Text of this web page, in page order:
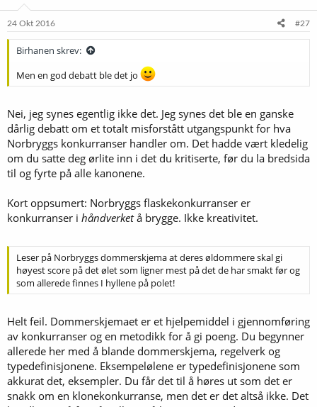
24 Okt 2016 #27
Birhanen skrev:
Men en god debatt ble det jo
Nei, jeg synes egentlig ikke det. Jeg synes det ble en ganske
dårlig debatt om et totalt misforstått utgangspunkt for hva
Norbryggs konkurranser handler om. Det hadde vært kledelig
om du satte deg ørlite inn i det du kritiserte, før du la bredsida
til og fyrte på alle kanonene.
Kort oppsumert: Norbryggs flaskekonkurranser er
konkurranser i håndverketå brygge. Ikke kreativitet.
Leser på Norbryggs dommerskjema at deres øldommere skal gi
høyest score på det ølet som ligner mest på det de har smakt før og
som allerede finnes I hyllene på polet!
Helt feil. Dommerskjemaet er et hjelpemiddel i gjennomføring
av konkurranser og en metodikk for å gi poeng. Du begynner
allerede her med å blande dommerskjema, regelverk og
typedefinisjonene. Eksempelølene er typedefinisjonene som
akkurat det, eksempler. Du får det til å høres ut som det er
snakk om en klonekonkurranse, men det er det altså ikke. Det